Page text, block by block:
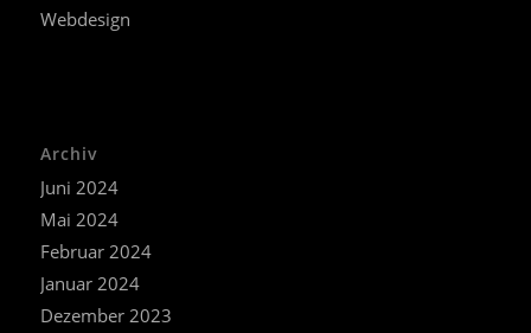
Webdesign
Archiv
Juni 2024
Mai 2024
Februar 2024
Januar 2024
Dezember 2023